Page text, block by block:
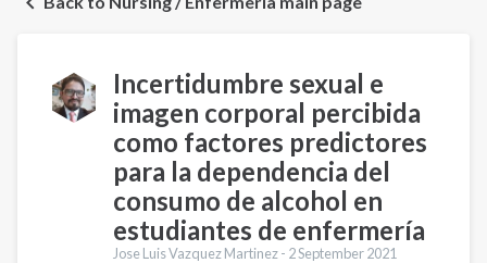
Incertidumbre sexual e
imagen corporal percibida
como factores predictores
para la dependencia del
consumo de alcohol en
estudiantes de enfermería
Jose Luis Vazquez Martinez - 2 September 2021